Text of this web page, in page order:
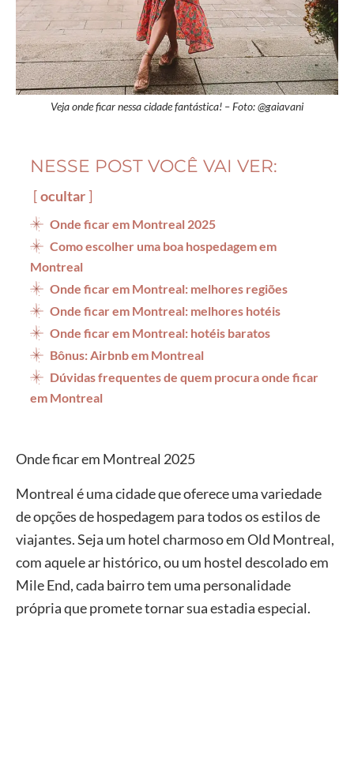
Veja onde ficar nessa cidade fantástica! – Foto: @gaiavani
NESSE POST VOCÊ VAI VER:
ocultar
Onde ficar em Montreal 2025
Como escolher uma boa hospedagem em
Montreal
Onde ficar em Montreal: melhores regiões
Onde ficar em Montreal: melhores hotéis
Onde ficar em Montreal: hotéis baratos
Bônus: Airbnb em Montreal
Dúvidas frequentes de quem procura onde ficar
em Montreal
Onde ficar em Montreal 2025
Montreal é uma cidade que oferece uma variedade
de opções de hospedagem para todos os estilos de
viajantes. Seja um hotel charmoso em Old Montreal,
com aquele ar histórico, ou um hostel descolado em
Mile End, cada bairro tem uma personalidade
própria que promete tornar sua estadia especial.